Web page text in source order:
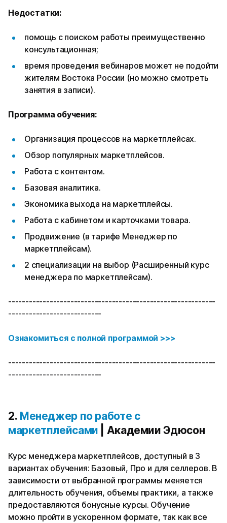
Недостатки:
помощь с поиском работы преимущественно
консультационная;
время проведения вебинаров может не подойти
жителям Востока России (но можно смотреть
занятия в записи).
Программа обучения:
Организация процессов на маркетплейсах.
Обзор популярных маркетплейсов.
Работа с контентом.
Базовая аналитика.
Экономика выхода на маркетплейсы.
Работа с кабинетом и карточками товара.
Продвижение (в тарифе Менеджер по
маркетплейсам).
2 специализации на выбор (Расширенный курс
менеджера по маркетплейсам).
------------------------------------------------------------
---------------------------
Ознакомиться с полной программой >>>
------------------------------------------------------------
---------------------------
2. Менеджер по работе с
маркетплейсами | Академии Эдюсон
Курс менеджера маркетплейсов, доступный в 3
вариантах обучения: Базовый, Про и для селлеров. В
зависимости от выбранной программы меняется
длительность обучения, объемы практики, а также
предоставляются бонусные курсы. Обучение
можно пройти в ускоренном формате, так как все